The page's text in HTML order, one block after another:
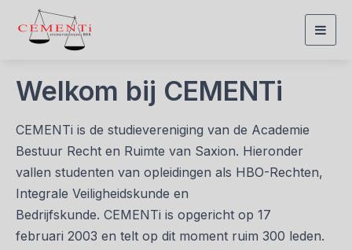
Welkom bij CEMENTi
CEMENTi is de studievereniging van de Academie
Bestuur Recht en Ruimte van Saxion. Hieronder
vallen studenten van opleidingen als HBO-Rechten,
Integrale Veiligheidskunde en
Bedrijfskunde. CEMENTi is opgericht op 17
februari 2003 en telt op dit moment ruim 300 leden.